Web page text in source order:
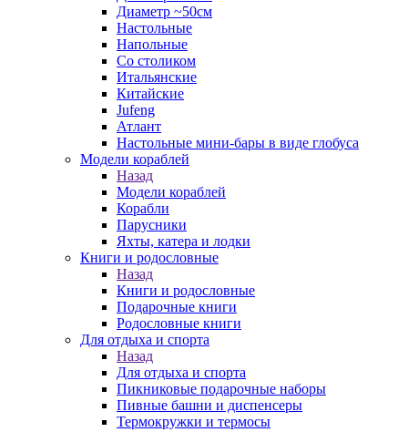
Диаметр ~50см
Настольные
Напольные
Со столиком
Итальянские
Китайские
Jufeng
Атлант
Настольные мини-бары в виде глобуса
Модели кораблей
Назад
Модели кораблей
Корабли
Парусники
Яхты, катера и лодки
Книги и родословные
Назад
Книги и родословные
Подарочные книги
Родословные книги
Для отдыха и спорта
Назад
Для отдыха и спорта
Пикниковые подарочные наборы
Пивные башни и диспенсеры
Термокружки и термосы